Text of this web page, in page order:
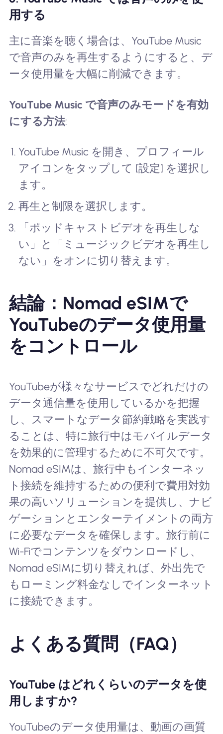
用する
主に音楽を聴く場合は、YouTube Music
で音声のみを再生するようにすると、デ
ータ使用量を大幅に削減できます。
YouTube Music で音声のみモードを有効
にする方法:
YouTube Music を開き、プロフィール
アイコンをタップして [設定] を選択し
ます。
再生と制限を選択します。
「ポッドキャストビデオを再生しな
い」と「ミュージックビデオを再生し
ない」をオンに切り替えます。
結論：Nomad eSIMで
YouTubeのデータ使用量
をコントロール
YouTubeが様々なサービスでどれだけの
データ通信量を使用しているかを把握
し、スマートなデータ節約戦略を実践す
ることは、特に旅行中はモバイルデータ
を効果的に管理するために不可欠です。
Nomad eSIMは、旅行中もインターネッ
ト接続を維持するための便利で費用対効
果の高いソリューションを提供し、ナビ
ゲーションとエンターテイメントの両方
に必要なデータを確保します。旅行前に
Wi-Fiでコンテンツをダウンロードし、
Nomad eSIMに切り替えれば、外出先で
もローミング料金なしでインターネット
に接続できます。
よくある質問（FAQ）
YouTube はどれくらいのデータを使
用しますか?
YouTubeのデータ使用量は、動画の画質